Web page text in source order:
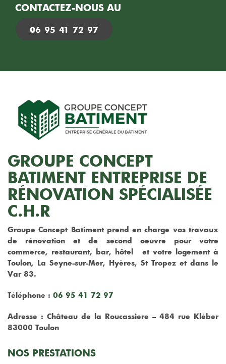
CONTACTEZ-NOUS AU
06 95 41 72 97
GROUPE CONCEPT
BATIMENT ENTREPRISE DE
RÉNOVATION SPÉCIALISÉE
C.H.R
Groupe Concept Batiment prend en charge vos travaux
de rénovation et de second oeuvre pour votre
commerce, restaurant, bar, hôtel et votre logement à
Toulon, La Seyne-sur-Mer, Hyères, St Tropez et dans le
Var 83.
Téléphone : 06 95 41 72 97
Adresse : Château de la Roucassiere – 484 rue Kléber
83000 Toulon
NOS PRESTATIONS